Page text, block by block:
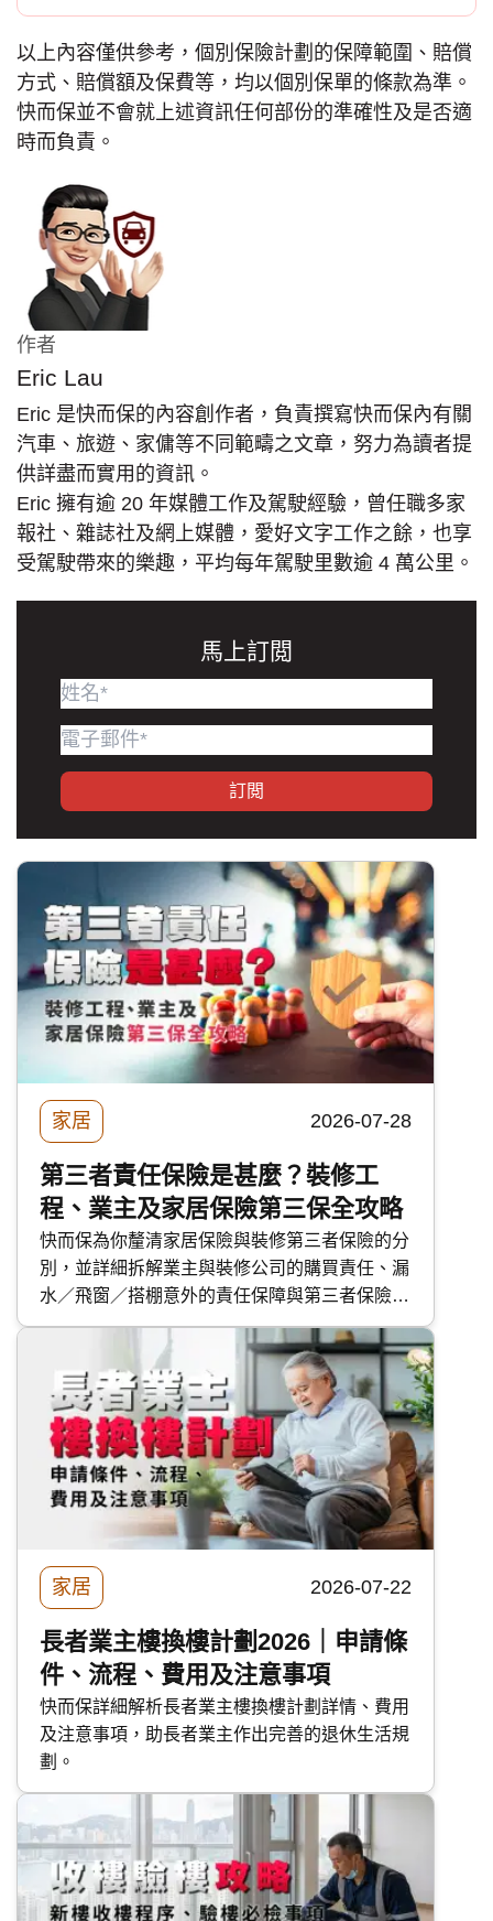
以上內容僅供參考，個別保險計劃的保障範圍、賠償
方式、賠償額及保費等，均以個別保單的條款為準。
快而保並不會就上述資訊任何部份的準確性及是否適
時而負責。
作者
Eric Lau
Eric 是快而保的內容創作者，負責撰寫快而保內有關
汽車、旅遊、家傭等不同範疇之文章，努力為讀者提
供詳盡而實用的資訊。
Eric 擁有逾 20 年媒體工作及駕駛經驗，曾任職多家
報社、雜誌社及網上媒體，愛好文字工作之餘，也享
受駕駛帶來的樂趣，平均每年駕駛里數逾 4 萬公里。
馬上訂閲
訂閲
家居 2026-07-28
第三者責任保險是甚麼？裝修工
程、業主及家居保險第三保全攻略
快而保為你釐清家居保險與裝修第三者保險的分
別，並詳細拆解業主與裝修公司的購買責任、漏
水／飛窗／搭棚意外的責任保障與第三者保險的
保障範圍。
家居 2026-07-22
長者業主樓換樓計劃2026｜申請條
件、流程、費用及注意事項
快而保詳細解析長者業主樓換樓計劃詳情、費用
及注意事項，助長者業主作出完善的退休生活規
劃。